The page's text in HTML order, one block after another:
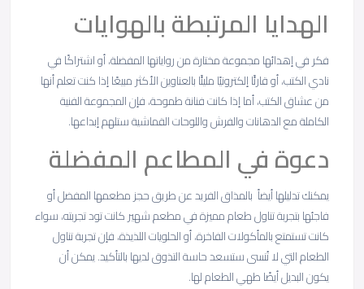
الهدايا المرتبطة بالهوايات
فكر في إهدائها مجموعة مختارة من رواياتها المفضلة، أو اشتراكًا في
نادي الكتب، أو قارئًا إلكترونيًا مليئًا بالعناوين الأكثر مبيعًا إذا كنت تعلم أنها
من عشاق الكتب، أما إذا كانت فنانة طموحة، فإن المجموعة الفنية
الكاملة مع الدهانات والفرش واللوحات القماشية ستلهم إبداعها.
دعوة في المطاعم المفضلة
يمكنك تدليلها أيضاً بالمذاق الفريد عن طريق حجز مطعمها المفضل أو
فاجئها بتجربة تناول طعام مميزة في مطعم شهير كانت تود تجربته، سواء
كانت تستمتع بالمأكولات الفاخرة، أو الحلويات اللذيذة، فإن تجربة تناول
الطعام التي لا تُنسى ستسعد حاسة التذوق لديها بالتأكيد. يمكن أن
يكون البديل أيضًا طهي الطعام لها.